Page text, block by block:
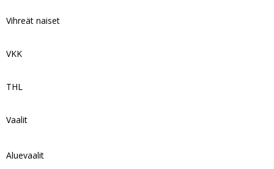
Vihreät naiset
VKK
THL
Vaalit
Aluevaalit